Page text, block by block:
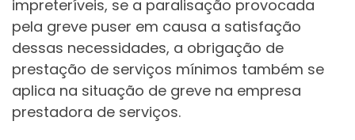
impreteríveis, se a paralisação provocada
pela greve puser em causa a satisfação
dessas necessidades, a obrigação de
prestação de serviços mínimos também se
aplica na situação de greve na empresa
prestadora de serviços.